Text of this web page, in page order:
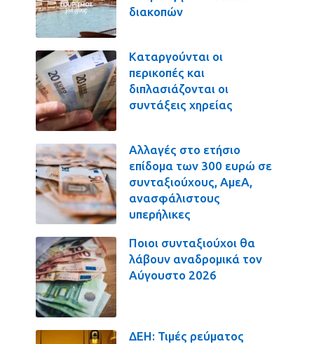
διακοπών
Καταργούνται οι
περικοπές και
διπλασιάζονται οι
συντάξεις χηρείας
Αλλαγές στο ετήσιο
επίδομα των 300 ευρώ σε
συνταξιούχους, ΑμεΑ,
ανασφάλιστους
υπερήλικες
Ποιοι συνταξιούχοι θα
λάβουν αναδρομικά τον
Αύγουστο 2026
ΔΕΗ: Τιμές ρεύματος